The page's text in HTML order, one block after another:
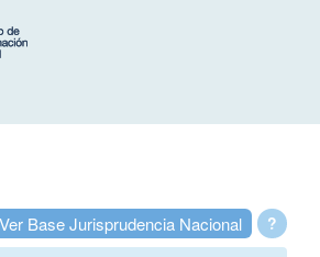
?
Ver Base Jurisprudencia Nacional